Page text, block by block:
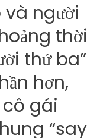
và người
thời
thứ ba”
hơn,
gái
“say